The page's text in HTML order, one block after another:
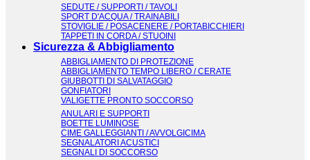
SEDUTE / SUPPORTI / TAVOLI
SPORT D'ACQUA / TRAINABILI
STOVIGLIE / POSACENERE / PORTABICCHIERI
TAPPETI IN CORDA / STUOINI
Sicurezza & Abbigliamento
ABBIGLIAMENTO DI PROTEZIONE
ABBIGLIAMENTO TEMPO LIBERO / CERATE
GIUBBOTTI DI SALVATAGGIO
GONFIATORI
VALIGETTE PRONTO SOCCORSO
ANULARI E SUPPORTI
BOETTE LUMINOSE
CIME GALLEGGIANTI / AVVOLGICIMA
SEGNALATORI ACUSTICI
SEGNALI DI SOCCORSO